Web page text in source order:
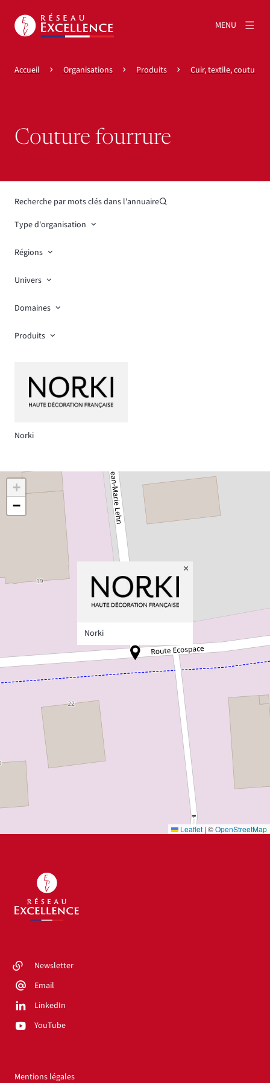
MENU
Accueil Organisations Produits Cuir, textile, couture
Couture fourrure
Recherche par mots clés dans l'annuaire
Type d'organisation
Régions
Univers
Domaines
Produits
Norki
Norki
×
+
−
Leaflet | ©OpenStreetMap
Newsletter
Email
LinkedIn
YouTube
Mentions légales